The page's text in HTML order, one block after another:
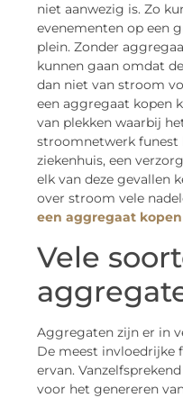
niet aanwezig is. Zo
evenementen op een
plein. Zonder
kunnen gaan omdat
dan niet van stroom
een aggregaat kopen
van plekken waarbij
stroomnetwerk funest
ziekenhuis, een
elk van deze gevallen
over stroom vele
een aggregaat
Vele
Aggregaten zijn er in
De meest invloedrijke
ervan.
voor het genereren